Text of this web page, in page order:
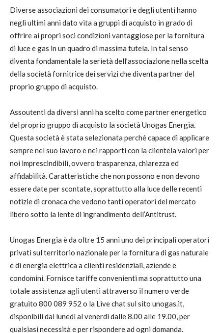
Diverse associazioni dei consumatori e degli utenti hanno
negli ultimi anni dato vita a gruppi di acquisto in grado di
offrire ai propri soci condizioni vantaggiose per la fornitura
di luce e gas in un quadro di massima tutela. In tal senso
diventa fondamentale la serietà dell’associazione nella scelta
della società fornitrice dei servizi che diventa partner del
proprio gruppo di acquisto.
Assoutenti da diversi anni ha scelto come partner energetico
del proprio gruppo di acquisto la società Unogas Energia.
Questa società è stata selezionata perché capace di applicare
sempre nel suo lavoro e nei rapporti con la clientela valori per
noi imprescindibili, ovvero trasparenza, chiarezza ed
affidabilità. Caratteristiche che non possono e non devono
essere date per scontate, soprattutto alla luce delle recenti
notizie di cronaca che vedono tanti operatori del mercato
libero sotto la lente di ingrandimento dell’Antitrust.
Unogas Energia è da oltre 15 anni uno dei principali operatori
privati sul territorio nazionale per la fornitura di gas naturale
e di energia elettrica a clienti residenziali, aziende e
condomini. Fornisce tariffe convenienti ma soprattutto una
totale assistenza agli utenti attraverso il numero verde
gratuito 800 089 952 o la Live chat sul sito unogas.it,
disponibili dal lunedì al venerdì dalle 8.00 alle 19.00, per
qualsiasi necessità e per rispondere ad ogni domanda.